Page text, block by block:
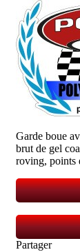
Garde boue
brut de gel
roving, points
Partager